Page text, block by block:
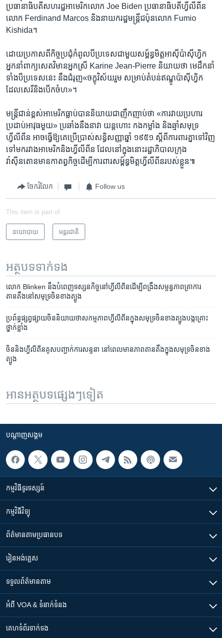
ប្រធានាធិបតី​សហរដ្ឋ​អាមេរិក​លោក​ Joe Biden ប្រធានាធិបតី​ហ្វីលីពីន​
លោក​ Ferdinand Marcos និង​នាយក​រដ្ឋមន្ត្រី​ជប៉ុន​លោក Fumio
Kishida។ ​
ដោយ​ប្រកាស​ពី​កិច្ចប្រជុំ​កំពូល​បីប្រទេសជាមួយ​សម្ព័ន្ធមិត្ត​អាស៊ី​ប៉ាស៊ីហ្វិក​ ​
អ្នក​នាំពាក្យ​សេតវិមាន​អ្នកស្រី​ Karine Jean-Pierre និយាយ​ថា​ មេដឹកនាំ
ទាំង​បី​ប្រទេសនេះ​ នឹង​ជំរុញ​«ចក្ខុវិស័យ​រួម​ សម្រាប់​តំបន់​ឥណ្ឌូប៉ាស៊ីហ្វិក​
ដែលសេរី​និង​បើកចំហ»។
មន្ត្រី​ជាន់ខ្ពស់​អាមេរិក​ធ្លាប់បាន​និយាយ​ជា​ញឹកញាប់​ថា​ «ការ​វាយប្រហារ​
ប្រដាប់អាវុធ​មួយ» ប្រឆាំង​នឹង​នាវា​ យន្តហោះ​ កងកម្លាំង និង​ឆ្មាំ​សមុទ្រ​
ហ្វីលីពីន​ អាច​ធ្វើឱ្យគេ​ប្រើប្រាស់​សន្ធិសញ្ញា​ឆ្នាំ ​១៩៥១​ ស្តី​ពី​ការពារ​គ្នា​ទៅវិញ​
ទៅ​មក​រវាង​អាមេរិក​និង​ហ្វីលីពីន ដែល​នៅ​ក្នុង​នោះរដ្ឋាភិបាល​ក្រុង​
វ៉ាស៊ីនតោន​មានកាតព្វកិច្ច​ដើម្បី​ការពារសម្ព័ន្ធ​មិត្ត​ហ្វីលីពីន​របស់​ខ្លួន៕
ចែករំលែក Follow us
This item is part of
នយោបាយ អន្តរជាតិ
អត្ថបទ​ទាក់ទង
លោក​ Blinken នឹង​បំពេញ​​ទស្សនកិច្ច​នៅហ្វីលីពីន​​ដើម្បី​​ពង្រឹង​​​សម្ពន្ធភាព​គ្រា​ការ
តានតឹង​នៅសមុទ្រ​ចិនខាងត្បូង
ប្រព័ន្ធផ្សព្វផ្សាយចិននិយាយថាសកម្មភាពហ្វីលីពីនក្នុងសមុទ្រចិនខាងត្បូងបង្កគ្រោះ
ថ្នាក់ខ្លាំង
ចិននិង​ហ្វីលីពីន​គូស​បញ្ជាក់​ការ​សន្ទនា នៅ​ពេល​មាន​ភាព​តានតឹង​ក្នុង​សមុទ្រ​ចិនខាង
ត្បូង
អានអត្ថបទផ្សេងៗទៀត
បណ្តាញ​សង្គម
កម្មវិធី​ទូរទស្សន៍
កម្មវិធី​វិទ្យុ
ព័ត៌មាន​តាមប្រធានបទ​
រៀន​​អង់គ្លេស
ទទួល​ព័ត៌មាន​តាម
អំពី​ VOA & ទំនាក់ទំនង
គេហទំព័រ​​ទាក់ទង